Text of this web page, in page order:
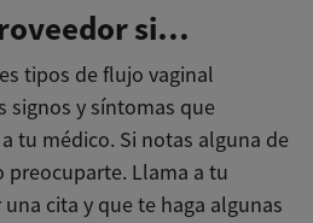
si…
tipos de flujo vaginal
signos y síntomas que
tu médico. Si notas alguna de
preocuparte. Llama a tu
cita y que te haga algunas